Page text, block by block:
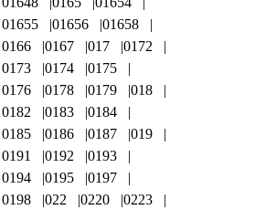
01655
01656
01658
0166
0167 017
0172
0173
0174
0175
0176
0178 0179
018
0182
0183
0184
0185
0186 0187
019
0191
0192
0193
0194
0195
0197
0198
022 0220
0223